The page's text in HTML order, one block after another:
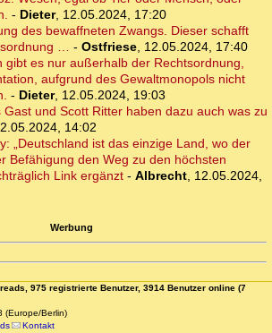
- Dieter, 12.05.2024, 17:20
des bewaffneten Zwangs. Dieser schafft
… - Ostfriese, 12.05.2024, 17:40
gibt es nur außerhalb der Rechtsordnung,
aufgrund des Gewaltmonopols nicht
- Dieter, 12.05.2024, 19:03
und Scott Ritter haben dazu auch was zu
14:02
„Deutschland ist das einzige Land, wo der
Befähigung den Weg zu den höchsten
Link ergänzt - Albrecht, 12.05.2024,
Werbung
975 registrierte Benutzer, 3914 Benutzer online (7
(Europe/Berlin)
Kontakt